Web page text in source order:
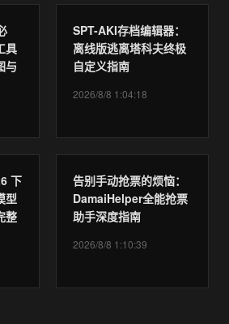
具
与
SPT-AKI存档编辑器：
离线版逃离塔科夫终极
自定义指南
2026/8/8 1:04:18
下
型
整
告别手动抢票的烦恼：
DamaiHelper全能抢票
助手深度指南
2026/8/8 1:10:39